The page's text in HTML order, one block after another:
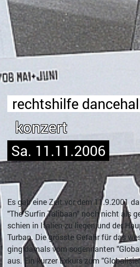
rechtshilfe
konzert
Sa. 11.11.2006
Es gab eine Zeit vor dem 11.9.2001
"The Surfin Talibaan" noch nicht als
schien in Italien zu liegen und der
Turban. Die grösste Gefahr für das
ging damals vom sogennanten
aus. Ein kurzer Exkurs zum